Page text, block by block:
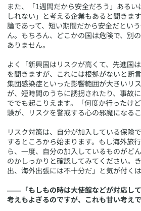
また、「1週間だから安全だろう」ある
しれない」と考える企業もあると聞きま
論であって、短い期間だから安全だとい
ん。もちろん、どこかの国は危険で、別
ありません。
よく「新興国はリスクが高くて、先進国
を聞きますが、これには根拠がないと断
集団感染症といった影響範囲が大きいリ
が、短時間のうちに誘拐されたり、事故
ででも起こりえます。「何度か行ったけ
験が、リスクを警戒する心の邪魔になる
リスク対策は、自分が加入している保険
するところから始まります。もし海外旅
ら、一度、自分の加入しているものがど
のかしっかりと確認してみてください。
出、海外出張には不十分だ」と気が付くは
――「もしもの時は大使館などが対応し
考えもよぎるのですが、これも甘い考え